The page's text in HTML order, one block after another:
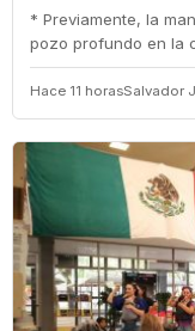
* Previamente, la
pozo profundo en la
Hace 11 horasSalvador